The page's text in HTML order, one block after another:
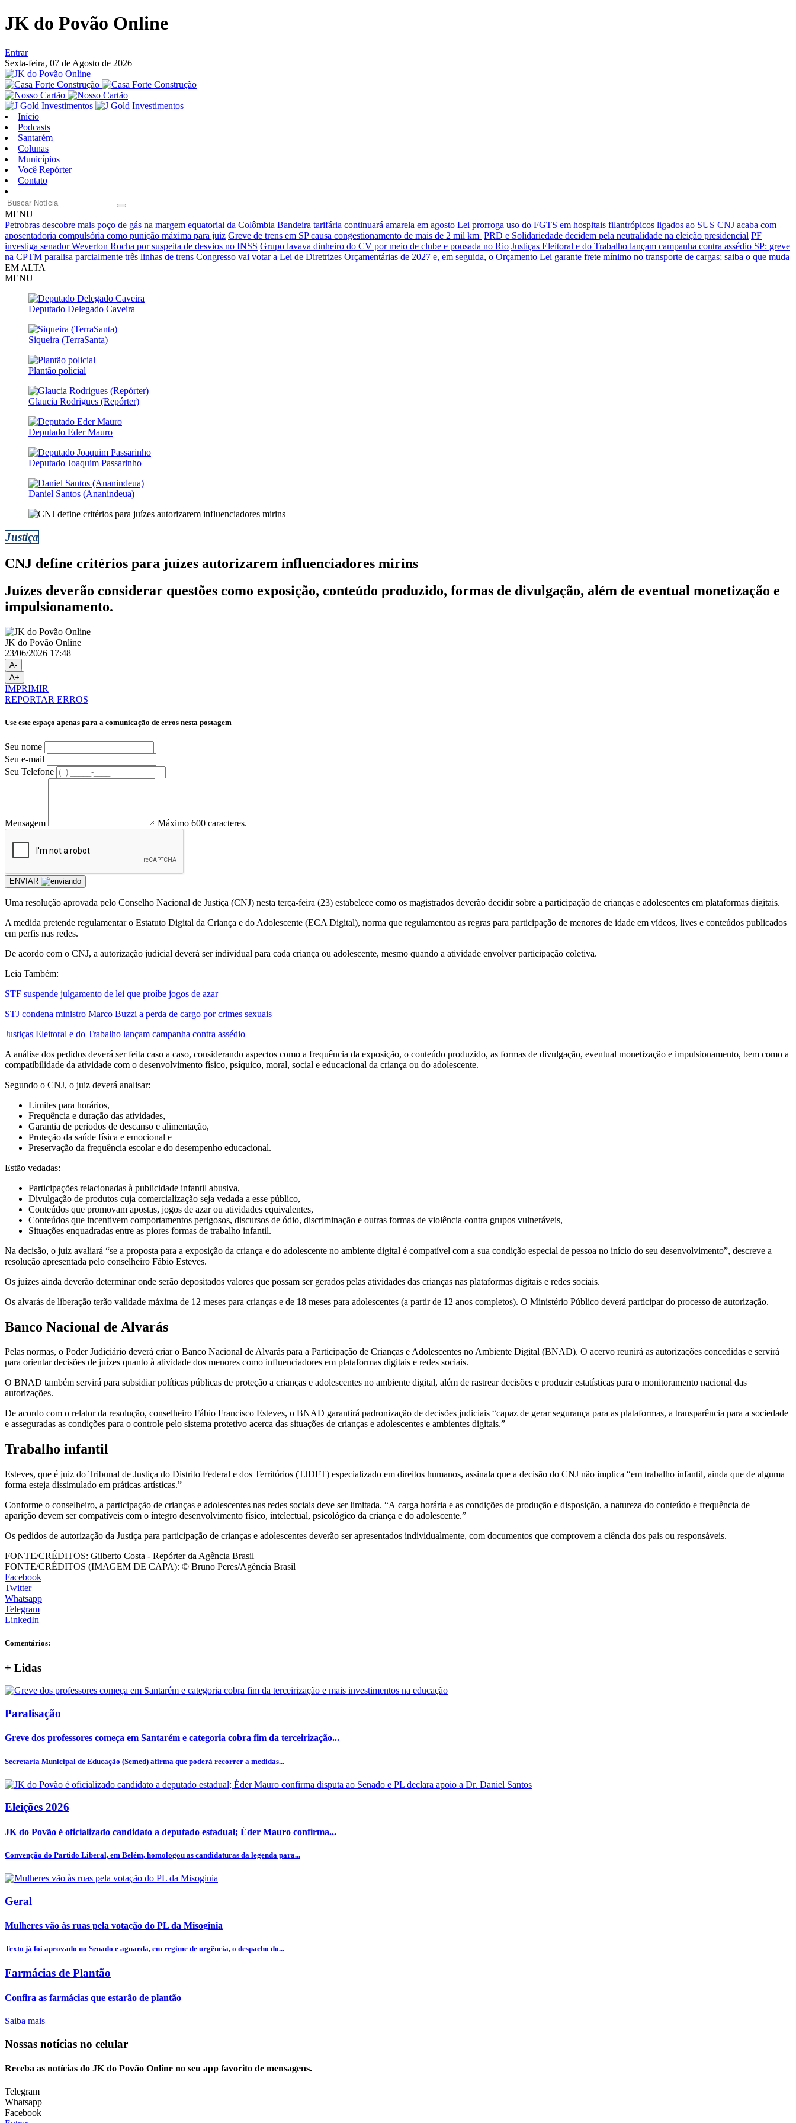
JK do Povão Online
Entrar
Sexta-feira, 07 de Agosto de 2026
Início
Podcasts
Santarém
Colunas
Municípios
Você Repórter
Contato
MENU
Petrobras descobre mais poço de gás na margem equatorial da Colômbia Bandeira tarifária continuará amarela em agosto Lei prorroga uso do FGTS em hospitais filantrópicos ligados ao SUS CNJ acaba com
aposentadoria compulsória como punição máxima para juiz Greve de trens em SP causa congestionamento de mais de 2 mil km PRD e Solidariedade decidem pela neutralidade na eleição presidencial PF
investiga senador Weverton Rocha por suspeita de desvios no INSS Grupo lavava dinheiro do CV por meio de clube e pousada no Rio Justiças Eleitoral e do Trabalho lançam campanha contra assédio SP: greve
na CPTM paralisa parcialmente três linhas de trens Congresso vai votar a Lei de Diretrizes Orçamentárias de 2027 e, em seguida, o Orçamento Lei garante frete mínimo no transporte de cargas; saiba o que muda
EM ALTA
MENU
Deputado Delegado Caveira
Siqueira (TerraSanta)
Plantão policial
Glaucia Rodrigues (Repórter)
Deputado Eder Mauro
Deputado Joaquim Passarinho
Daniel Santos (Ananindeua)
Justiça
CNJ define critérios para juízes autorizarem influenciadores mirins
Juízes deverão considerar questões como exposição, conteúdo produzido, formas de divulgação, além de eventual monetização e
impulsionamento.
JK do Povão Online
23/06/2026 17:48
A-
A+
IMPRIMIR
REPORTAR ERROS
Use este espaço apenas para a comunicação de erros nesta postagem
Seu nome
Seu e-mail
Seu Telefone
Mensagem Máximo 600 caracteres.
ENVIAR
Uma resolução aprovada pelo Conselho Nacional de Justiça (CNJ) nesta terça-feira (23) estabelece como os magistrados deverão decidir sobre a participação de crianças e adolescentes em plataformas digitais.
A medida pretende regulamentar o Estatuto Digital da Criança e do Adolescente (ECA Digital), norma que regulamentou as regras para participação de menores de idade em vídeos, lives e conteúdos publicados
em perfis nas redes.
De acordo com o CNJ, a autorização judicial deverá ser individual para cada criança ou adolescente, mesmo quando a atividade envolver participação coletiva.
Leia Também:
STF suspende julgamento de lei que proíbe jogos de azar
STJ condena ministro Marco Buzzi a perda de cargo por crimes sexuais
Justiças Eleitoral e do Trabalho lançam campanha contra assédio
A análise dos pedidos deverá ser feita caso a caso, considerando aspectos como a frequência da exposição, o conteúdo produzido, as formas de divulgação, eventual monetização e impulsionamento, bem como a
compatibilidade da atividade com o desenvolvimento físico, psíquico, moral, social e educacional da criança ou do adolescente.
Segundo o CNJ, o juiz deverá analisar:
Limites para horários,
Frequência e duração das atividades,
Garantia de períodos de descanso e alimentação,
Proteção da saúde física e emocional e
Preservação da frequência escolar e do desempenho educacional.
Estão vedadas:
Participações relacionadas à publicidade infantil abusiva,
Divulgação de produtos cuja comercialização seja vedada a esse público,
Conteúdos que promovam apostas, jogos de azar ou atividades equivalentes,
Conteúdos que incentivem comportamentos perigosos, discursos de ódio, discriminação e outras formas de violência contra grupos vulneráveis,
Situações enquadradas entre as piores formas de trabalho infantil.
Na decisão, o juiz avaliará “se a proposta para a exposição da criança e do adolescente no ambiente digital é compatível com a sua condição especial de pessoa no início do seu desenvolvimento”, descreve a
resolução apresentada pelo conselheiro Fábio Esteves.
Os juízes ainda deverão determinar onde serão depositados valores que possam ser gerados pelas atividades das crianças nas plataformas digitais e redes sociais.
Os alvarás de liberação terão validade máxima de 12 meses para crianças e de 18 meses para adolescentes (a partir de 12 anos completos). O Ministério Público deverá participar do processo de autorização.
Banco Nacional de Alvarás
Pelas normas, o Poder Judiciário deverá criar o Banco Nacional de Alvarás para a Participação de Crianças e Adolescentes no Ambiente Digital (BNAD). O acervo reunirá as autorizações concedidas e servirá
para orientar decisões de juízes quanto à atividade dos menores como influenciadores em plataformas digitais e redes sociais.
O BNAD também servirá para subsidiar políticas públicas de proteção a crianças e adolescentes no ambiente digital, além de rastrear decisões e produzir estatísticas para o monitoramento nacional das
autorizações.
De acordo com o relator da resolução, conselheiro Fábio Francisco Esteves, o BNAD garantirá padronização de decisões judiciais “capaz de gerar segurança para as plataformas, a transparência para a sociedade
e asseguradas as condições para o controle pelo sistema protetivo acerca das situações de crianças e adolescentes e ambientes digitais.”
Trabalho infantil
Esteves, que é juiz do Tribunal de Justiça do Distrito Federal e dos Territórios (TJDFT) especializado em direitos humanos, assinala que a decisão do CNJ não implica “em trabalho infantil, ainda que de alguma
forma esteja dissimulado em práticas artísticas.”
Conforme o conselheiro, a participação de crianças e adolescentes nas redes sociais deve ser limitada. “A carga horária e as condições de produção e disposição, a natureza do conteúdo e frequência de
aparição devem ser compatíveis com o íntegro desenvolvimento físico, intelectual, psicológico da criança e do adolescente.”
Os pedidos de autorização da Justiça para participação de crianças e adolescentes deverão ser apresentados individualmente, com documentos que comprovem a ciência dos pais ou responsáveis.
FONTE/CRÉDITOS: Gilberto Costa - Repórter da Agência Brasil
FONTE/CRÉDITOS (IMAGEM DE CAPA): © Bruno Peres/Agência Brasil
Facebook
Twitter
Whatsapp
Telegram
LinkedIn
Comentários:
+ Lidas
Paralisação
Greve dos professores começa em Santarém e categoria cobra fim da terceirização...
Secretaria Municipal de Educação (Semed) afirma que poderá recorrer a medidas...
Eleições 2026
JK do Povão é oficializado candidato a deputado estadual; Éder Mauro confirma...
Convenção do Partido Liberal, em Belém, homologou as candidaturas da legenda para...
Geral
Mulheres vão às ruas pela votação do PL da Misoginia
Texto já foi aprovado no Senado e aguarda, em regime de urgência, o despacho do...
Farmácias de Plantão
Confira as farmácias que estarão de plantão
Saiba mais
Nossas notícias no celular
Receba as notícias do JK do Povão Online no seu app favorito de mensagens.
Telegram
Whatsapp
Facebook